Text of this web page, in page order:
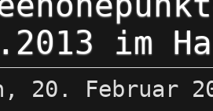
im
20. Februar